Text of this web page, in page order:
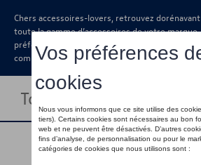
Chers accessoires-lovers, retrouvez dorénavant
toute la gamme d’accessoires de votre marque
préférée sous forme de catalogue à
commander auprès de votre concessionaire.
Toggle navigation